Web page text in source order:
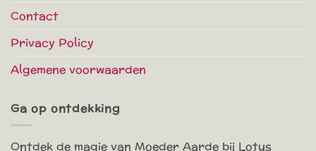
Contact
Privacy Policy
Algemene voorwaarden
Ga op ontdekking
Ontdek de magie van Moeder Aarde bij Lotus